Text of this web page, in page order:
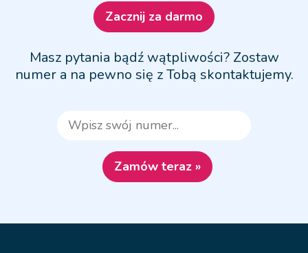
Zacznij za darmo
Masz pytania bądź wątpliwości? Zostaw
numer a na pewno się z Tobą skontaktujemy.